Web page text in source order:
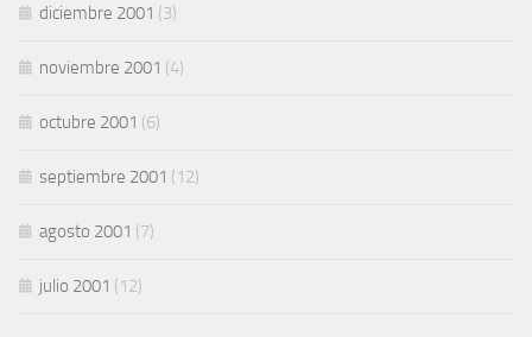
diciembre 2001 (3)
noviembre 2001 (4)
octubre 2001 (6)
septiembre 2001 (12)
agosto 2001 (7)
julio 2001 (12)